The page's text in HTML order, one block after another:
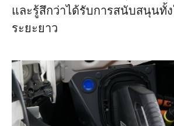
และรู้สึกว่าได้รับการสนับสนุนทั้
ระยะยาว